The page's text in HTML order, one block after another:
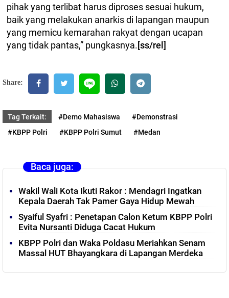
pihak yang terlibat harus diproses sesuai hukum,
baik yang melakukan anarkis di lapangan maupun
yang memicu kemarahan rakyat dengan ucapan
yang tidak pantas,” pungkasnya.[ss/rel]
Share:
Tag Terkait: #Demo Mahasiswa
#Demonstrasi
#KBPP Polri
#KBPP Polri Sumut #Medan
Baca juga:
Wakil Wali Kota Ikuti Rakor : Mendagri Ingatkan
Kepala Daerah Tak Pamer Gaya Hidup Mewah
Syaiful Syafri : Penetapan Calon Ketum KBPP Polri
Evita Nursanti Diduga Cacat Hukum
KBPP Polri dan Waka Poldasu Meriahkan Senam
Massal HUT Bhayangkara di Lapangan Merdeka